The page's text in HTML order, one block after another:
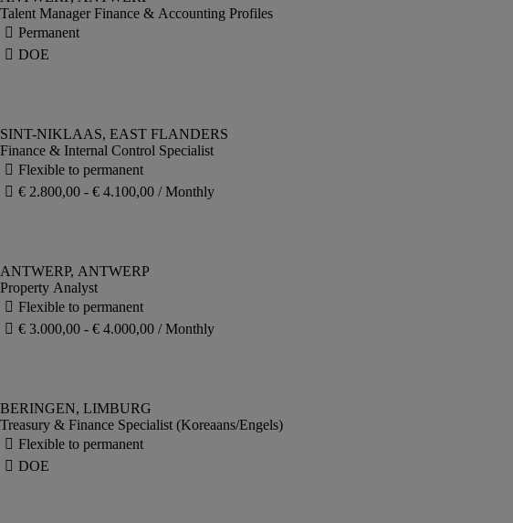
Talent Manager Finance & Accounting Profiles
Finance & Internal Control Specialist
Property Analyst
Treasury & Finance Specialist (Koreaans/Engels)